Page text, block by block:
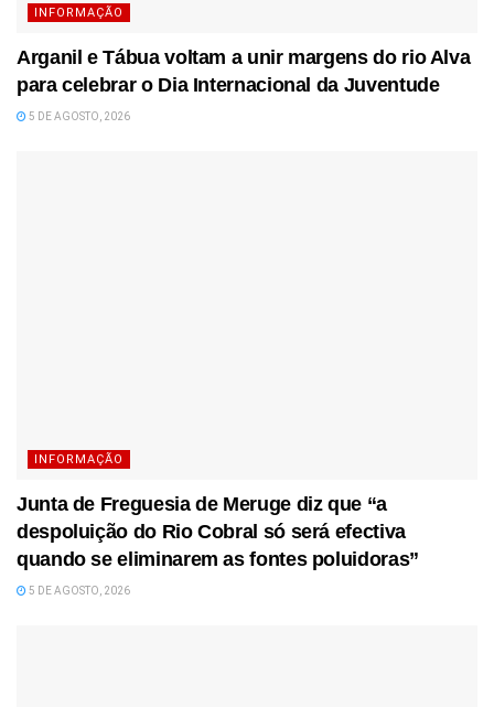
INFORMAÇÃO
Arganil e Tábua voltam a unir margens do rio Alva
para celebrar o Dia Internacional da Juventude
5 DE AGOSTO, 2026
INFORMAÇÃO
Junta de Freguesia de Meruge diz que “a
despoluição do Rio Cobral só será efectiva
quando se eliminarem as fontes poluidoras”
5 DE AGOSTO, 2026